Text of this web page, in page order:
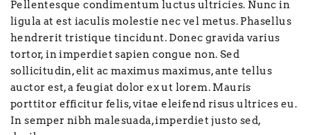
Pellentesque condimentum luctus ultricies. Nunc in
ligula at est iaculis molestie nec vel metus. Phasellus
hendrerit tristique tincidunt. Donec gravida varius
tortor, in imperdiet sapien congue non. Sed
sollicitudin, elit ac maximus maximus, ante tellus
auctor est, a feugiat dolor ex ut lorem. Mauris
porttitor efficitur felis, vitae eleifend risus ultrices eu.
In semper nibh malesuada, imperdiet justo sed,